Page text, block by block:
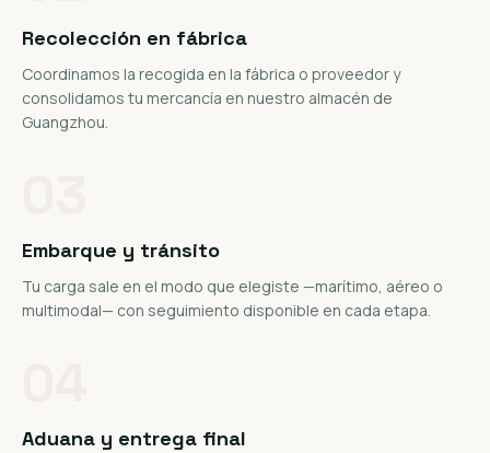
Recolección en fábrica
Coordinamos la recogida en la fábrica o proveedor y
consolidamos tu mercancía en nuestro almacén de
Guangzhou.
Embarque y tránsito
Tu carga sale en el modo que elegiste —marítimo, aéreo o
multimodal— con seguimiento disponible en cada etapa.
Aduana y entrega final